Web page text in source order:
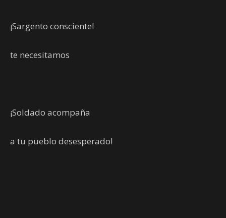
¡Sargento consciente!
te necesitamos
¡Soldado acompaña
a tu pueblo desesperado!